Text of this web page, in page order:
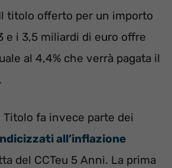
titolo offerto per un importo
e i 3,5 miliardi di euro offre
al 4,4% che verrà pagata il
fa invece parte dei
all’inflazione
del CCTeu 5 Anni. La prima